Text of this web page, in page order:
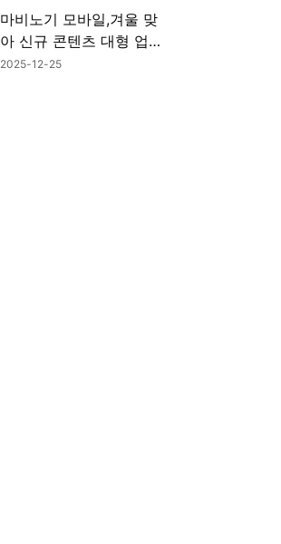
마비노기 모바일,겨울 맞
아 신규 콘텐츠 대형 업
데이트!
2025-12-25